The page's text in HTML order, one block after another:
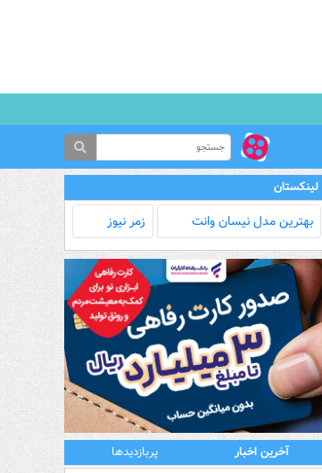
لینکستان
بهترین مدل‌ نیسان وانت زمر نیوز
آخرین اخبار
پربازدیدها